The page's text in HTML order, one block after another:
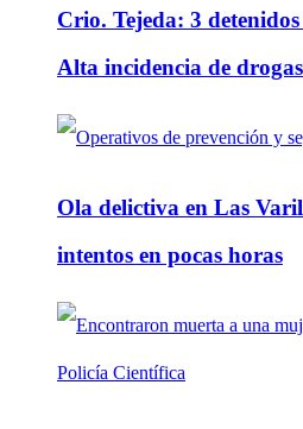
Crio. Tejeda: 3
Alta incidencia de
Ola delictiva en Las
intentos en pocas horas